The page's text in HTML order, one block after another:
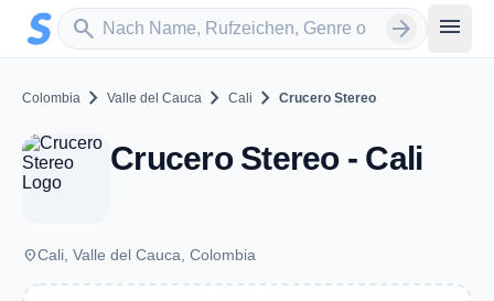
Zum Hauptinhalt springen
search
Sender suchen arrow_forward menu
Colombia chevron_right Valle del Cauca chevron_right Cali chevron_right Crucero Stereo
Crucero Stereo - Cali
placeCali, Valle del Cauca, Colombia